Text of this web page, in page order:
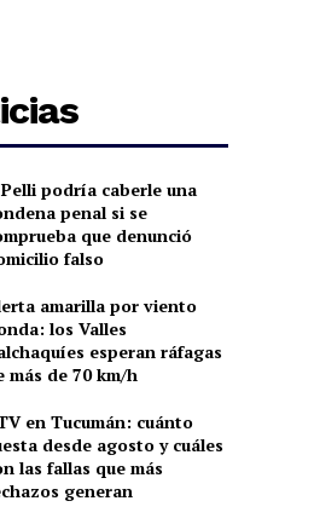
podría caberle una
penal si se
que denunció
falso
amarilla por viento
los Valles
esperan ráfagas
más de 70 km/h
en Tucumán: cuánto
desde agosto y cuáles
las fallas que más
generan